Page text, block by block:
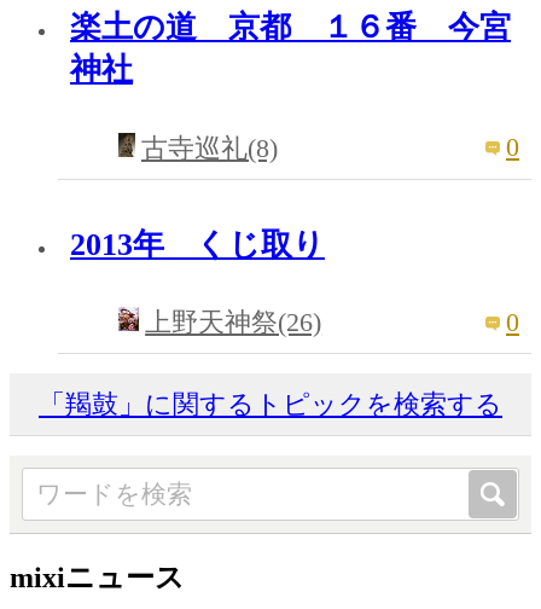
楽土の道 京都 １６番 今宮
神社
古寺巡礼(8) 0
2013年 くじ取り
上野天神祭(26) 0
「羯鼓」に関するトピックを検索する
mixiニュース